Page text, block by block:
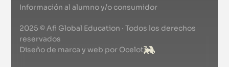
Información al alumno y/o consumidor
2025 © Afi Global Education · Todos los derechos
reservados
Diseño de marca y web por Ocelot